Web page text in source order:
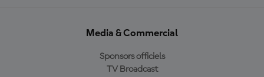
Media & Commercial
Sponsors officiels
TV Broadcast